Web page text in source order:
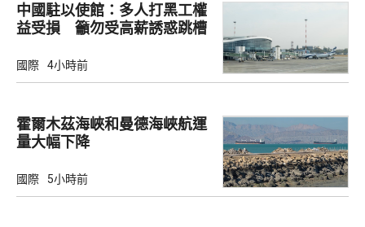
中國駐以使館：多人打黑工權
益受損 籲勿受高薪誘惑跳槽
國際 4小時前
霍爾木茲海峽和曼德海峽航運
量大幅下降
國際 5小時前